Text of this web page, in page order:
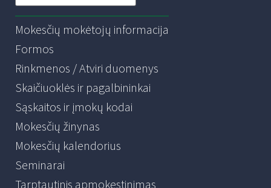
Mokesčių mokėtojų informacija
Formos
Rinkmenos / Atviri duomenys
Skaičiuoklės ir pagalbininkai
Sąskaitos ir įmokų kodai
Mokesčių žinynas
Mokesčių kalendorius
Seminarai